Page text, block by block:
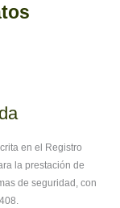
en el Registro
la prestación de
de seguridad, con